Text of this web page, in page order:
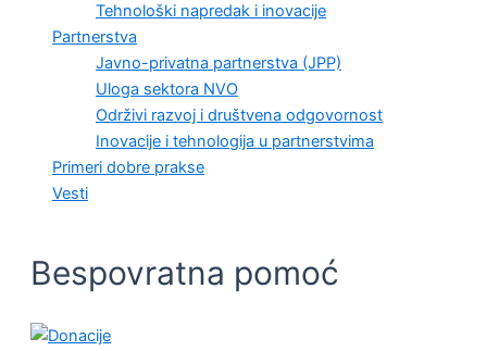
Tehnološki napredak i inovacije
Partnerstva
Javno-privatna partnerstva (JPP)
Uloga sektora NVO
Održivi razvoj i društvena odgovornost
Inovacije i tehnologija u partnerstvima
Primeri dobre prakse
Vesti
Bespovratna pomoć